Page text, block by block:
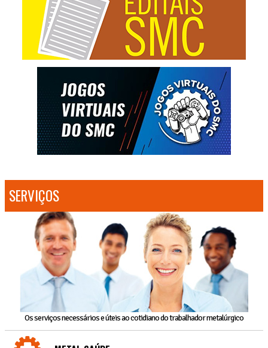
SERVIÇOS
Os serviços necessários e úteis ao cotidiano do trabalhador metalúrgico